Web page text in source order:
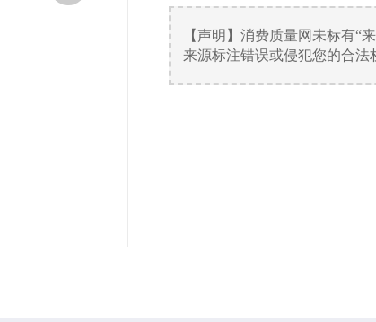
【声明】消费质量网未标有“
来源标注错误或侵犯您的合法